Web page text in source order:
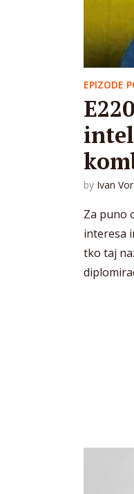
EPIZODE
by Ivan
Za puno
interesa
tko taj